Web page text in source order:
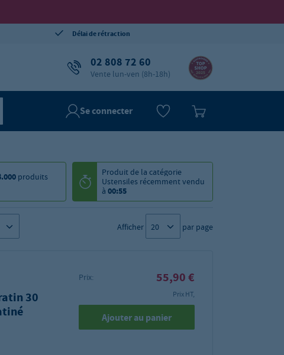
Délai de rétraction
02 808 72 60
Vente lun-ven (8h-18h)
Se connecter
produits
Produit de la catégorie
Ustensiles récemment vendu
à00:55
Afficher par page
30
Prix: 55,90 €
Prix HT,
Ajouter au panier